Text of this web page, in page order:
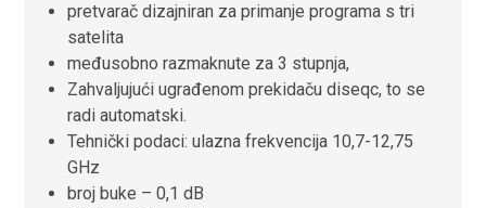
pretvarač dizajniran za primanje programa s tri
satelita
međusobno razmaknute za 3 stupnja,
Zahvaljujući ugrađenom prekidaču diseqc, to se
radi automatski.
Tehnički podaci: ulazna frekvencija 10,7-12,75
GHz
broj buke – 0,1 dB